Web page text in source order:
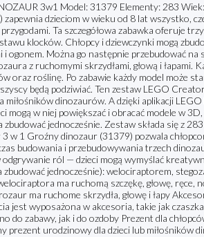
3w1 Model: 31379 Elementy: 283
dzieciom w wieku od 8 lat wszystko,
Ta szczegółowa zabawka oferuje
klocków. Chłopcy i dziewczynki mogą
i ogonem. Można go następnie przebudować
z ruchomymi skrzydłami, głową i łapami.
oraz roślinę. Po zabawie każdy model może
będą podziwiać. Ten zestaw LEGO
miłośników dinozaurów. A dzięki aplikacji
mogą w niej powiększać i obracać modele w
jednocześnie. Zestaw składa się z
1 Groźny dinozaur (31379) pozwala
budowania i przebudowywania trzech
ról — dzieci mogą wymyślać
jednocześnie): welociraptorem,
ma ruchomą szczękę, głowę, ręce,
ma ruchome skrzydła, głowę i łapy
jest wyposażona w akcesoria, takie jak
do zabawy, jak i do ozdoby Prezent dla
urodzinowy dla dzieci lub miłośników